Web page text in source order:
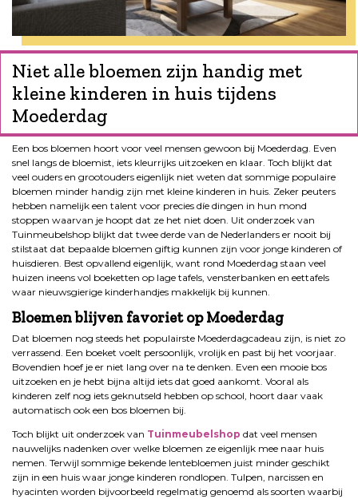
Niet alle bloemen zijn handig met
kleine kinderen in huis tijdens
Moederdag
Een bos bloemen hoort voor veel mensen gewoon bij Moederdag. Even
snel langs de bloemist, iets kleurrijks uitzoeken en klaar. Toch blijkt dat
veel ouders en grootouders eigenlijk niet weten dat sommige populaire
bloemen minder handig zijn met kleine kinderen in huis. Zeker peuters
hebben namelijk een talent voor precies díe dingen in hun mond
stoppen waarvan je hoopt dat ze het niet doen. Uit onderzoek van
Tuinmeubelshop blijkt dat twee derde van de Nederlanders er nooit bij
stilstaat dat bepaalde bloemen giftig kunnen zijn voor jonge kinderen of
huisdieren. Best opvallend eigenlijk, want rond Moederdag staan veel
huizen ineens vol boeketten op lage tafels, vensterbanken en eettafels
waar nieuwsgierige kinderhandjes makkelijk bij kunnen.
Bloemen blijven favoriet op Moederdag
Dat bloemen nog steeds het populairste Moederdagcadeau zijn, is niet zo
verrassend. Een boeket voelt persoonlijk, vrolijk en past bij het voorjaar.
Bovendien hoef je er niet lang over na te denken. Even een mooie bos
uitzoeken en je hebt bijna altijd iets dat goed aankomt. Vooral als
kinderen zelf nog iets geknutseld hebben op school, hoort daar vaak
automatisch ook een bos bloemen bij.
Toch blijkt uit onderzoek van Tuinmeubelshop dat veel mensen
nauwelijks nadenken over welke bloemen ze eigenlijk mee naar huis
nemen. Terwijl sommige bekende lentebloemen juist minder geschikt
zijn in een huis waar jonge kinderen rondlopen. Tulpen, narcissen en
hyacinten worden bijvoorbeeld regelmatig genoemd als soorten waarbij